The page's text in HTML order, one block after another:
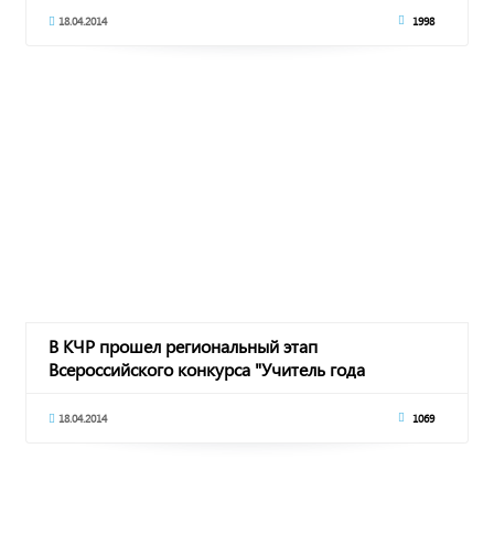
18.04.2014 1998
В КЧР прошел региональный этап
Всероссийского конкурса "Учитель года
18.04.2014 1069